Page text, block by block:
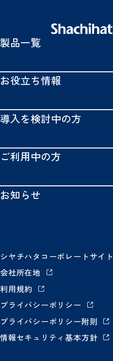
製品一覧
お役立ち情報
導入を検討中の方
ご利用中の方
お知らせ
シヤチハタコーポレートサイト
会社所在地
利用規約
プライバシーポリシー
プライバシーポリシー附則
情報セキュリティ基本方針